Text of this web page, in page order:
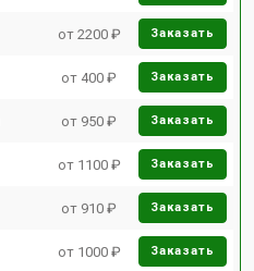
от 2200 ₽ Заказать
от 400 ₽ Заказать
от 950 ₽ Заказать
от 1100 ₽ Заказать
от 910 ₽ Заказать
от 1000 ₽ Заказать